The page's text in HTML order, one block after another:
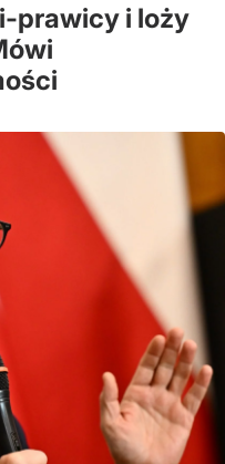
prawicy i loży